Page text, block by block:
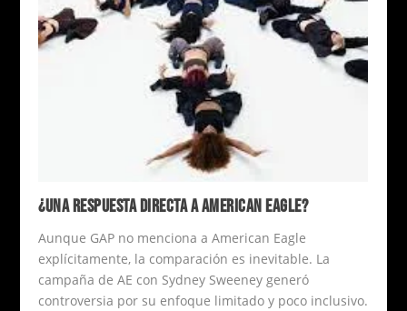
¿UNA RESPUESTA DIRECTA A AMERICAN EAGLE?
Aunque GAP no menciona a American Eagle
explícitamente, la comparación es inevitable. La
campaña de AE con Sydney Sweeney generó
controversia por su enfoque limitado y poco inclusivo.